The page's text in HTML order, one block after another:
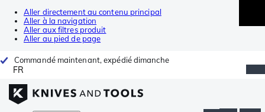
Aller directement au contenu principal
Aller à la navigation
Aller aux filtres produit
Aller au pied de page
Commandé maintenant, expédié dimanche
FR